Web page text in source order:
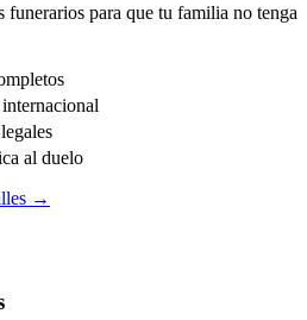
funerarios para que tu familia no tenga
al duelo
→